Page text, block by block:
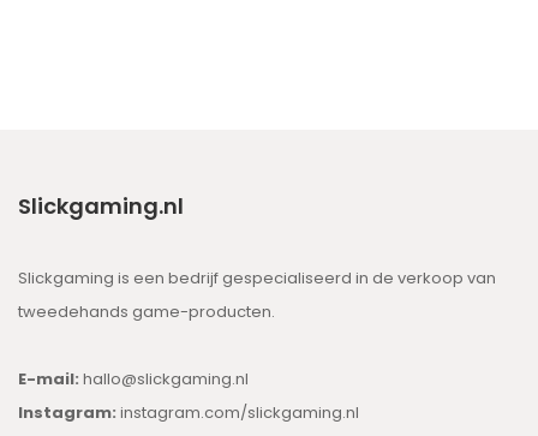
Slickgaming.nl
Slickgaming is een bedrijf gespecialiseerd in de verkoop van
tweedehands game-producten.
E-mail: hallo@slickgaming.nl
Instagram: instagram.com/slickgaming.nl